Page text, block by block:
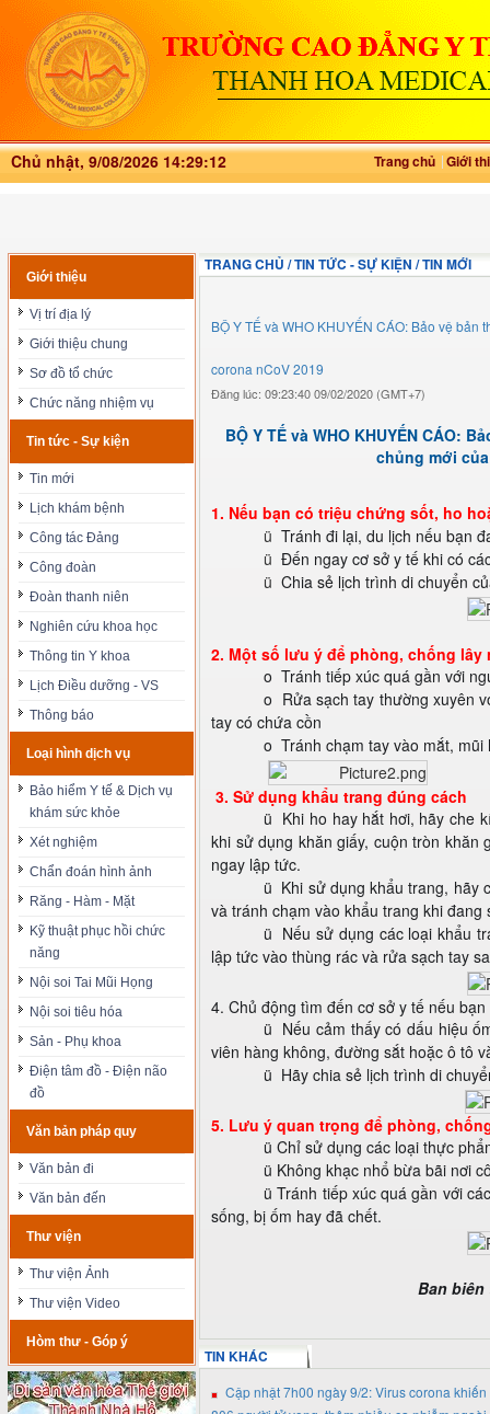
Chủ nhật, 9/08/2026 14:29:12 Trang chủ Giới
Giới thiệu
Vị trí địa lý
Giới thiệu chung
Sơ đồ tổ chức
Chức năng nhiệm vụ
Tin tức - Sự kiện
Tin mới
Lịch khám bệnh
Công tác Đảng
Công đoàn
Đoàn thanh niên
Nghiên cứu khoa học
Thông tin Y khoa
Lịch Điều dưỡng - VS
Thông báo
Loại hình dịch vụ
Bảo hiểm Y tế & Dịch vụ
khám sức khỏe
Xét nghiệm
Chẩn đoán hình ảnh
Răng - Hàm - Mặt
Kỹ thuật phục hồi chức
năng
Nội soi Tai Mũi Họng
Nội soi tiêu hóa
Sản - Phụ khoa
Điện tâm đồ - Điện não
đồ
Văn bản pháp quy
Văn bản đi
Văn bản đến
Thư viện
Thư viện Ảnh
Thư viện Video
Hòm thư - Góp ý
TRANG CHỦ / TIN TỨC - SỰ KIỆN / TIN MỚI
BỘ Y TẾ và WHO KHUYẾN CÁO: Bảo vệ
corona nCoV 2019
Đăng lúc: 09:23:40 09/02/2020 (GMT+7)
BỘ Y TẾ và WHO KHUYẾN CÁO:
chủng mới
1. Nếu bạn có triệu chứng sốt, ho
ü Tránh đi lại, du lịch nếu bạn
ü Đến ngay cơ sở y tế khi có
ü Chia sẻ lịch trình di chuyển
2. Một số lưu ý để phòng, chống lây
o Tránh tiếp xúc quá gần với
o Rửa sạch tay thường xuyên
tay có chứa cồn
o Tránh chạm tay vào mắt, mũi
3. Sử dụng khẩu trang đúng cách
ü Khi ho hay hắt hơi, hãy che
khi sử dụng khăn giấy, cuộn tròn khăn
ngay lập tức.
ü Khi sử dụng khẩu trang, hãy
và tránh chạm vào khẩu trang khi đang
ü Nếu sử dụng các loại khẩu
lập tức vào thùng rác và rửa sạch tay
4. Chủ động tìm đến cơ sở y tế nếu bạn
ü Nếu cảm thấy có dấu hiệu
viên hàng không, đường sắt hoặc ô tô
ü Hãy chia sẻ lịch trình di
5. Lưu ý quan trọng để phòng,
ü Chỉ sử dụng các loại thực
ü Không khạc nhổ bừa bãi nơi
ü Tránh tiếp xúc quá gần với
sống, bị ốm hay đã chết.
Ban
TIN KHÁC
Cập nhật 7h00 ngày 9/2: Virus corona khiến